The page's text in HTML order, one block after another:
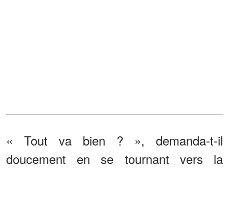
« Tout va bien ? », demanda-t-il
doucement en se tournant vers la